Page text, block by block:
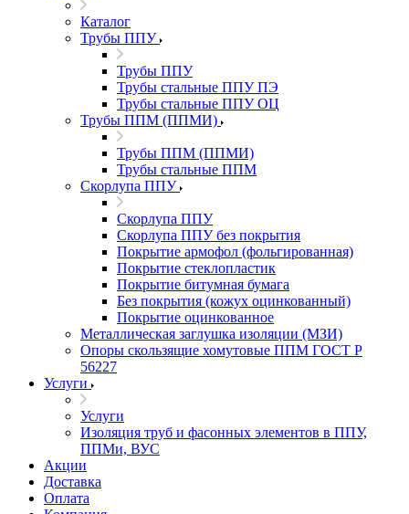
Каталог
Трубы ППУ
Трубы ППУ
Трубы стальные ППУ ПЭ
Трубы стальные ППУ ОЦ
Трубы ППМ (ППМИ)
Трубы ППМ (ППМИ)
Трубы стальные ППМ
Скорлупа ППУ
Скорлупа ППУ
Скорлупа ППУ без покрытия
Покрытие армофол (фольгированная)
Покрытие стеклопластик
Покрытие битумная бумага
Без покрытия (кожух оцинкованный)
Покрытие оцинкованное
Металлическая заглушка изоляции (МЗИ)
Опоры скользящие хомутовые ППМ ГОСТ Р
56227
Услуги
Услуги
Изоляция труб и фасонных элементов в ППУ,
ППМи, ВУС
Акции
Доставка
Оплата